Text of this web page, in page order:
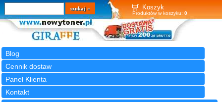
Koszyk
Produktów w koszyku: 0
Blog
Cennik dostaw
Panel Klienta
Kontakt
Wyszukiwarka
szukaj